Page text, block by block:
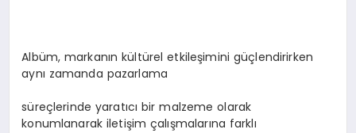
Albüm, markanın kültürel etkileşimini güçlendirirken
aynı zamanda pazarlama
süreçlerinde yaratıcı bir malzeme olarak
konumlanarak iletişim çalışmalarına farklı